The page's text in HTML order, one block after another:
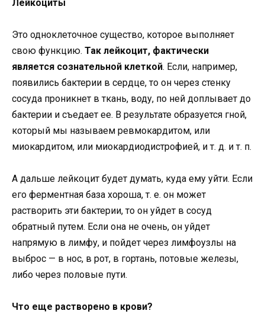
Лейкоциты
Это одноклеточное существо, которое выполняет
свою функцию. Так лейкоцит, фактически
является сознательной клеткой. Если, например,
появились бактерии в сердце, то он через стенку
сосуда проникнет в ткань, воду, по ней доплывает до
бактерии и съедает ее. В результате образуется гной,
который мы называем ревмокардитом, или
миокардитом, или миокардиодистрофией, и т. д. и т. п.
А дальше лейкоцит будет думать, куда ему уйти. Если
его ферментная база хороша, т. е. он может
растворить эти бактерии, то он уйдет в сосуд
обратный путем. Если она не очень, он уйдет
напрямую в лимфу, и пойдет через лимфоузлы на
выброс — в нос, в рот, в гортань, потовые железы,
либо через половые пути.
Что еще растворено в крови?